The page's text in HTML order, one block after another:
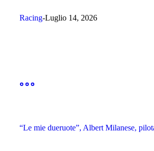
Racing Luglio 14, 2026
“Le mie dueruote”, Albert Milanese,